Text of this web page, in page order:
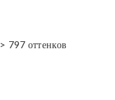
> 797 оттенков